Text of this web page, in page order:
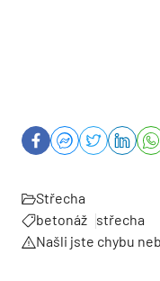
Střecha
betonáž střecha
Našli jste chybu